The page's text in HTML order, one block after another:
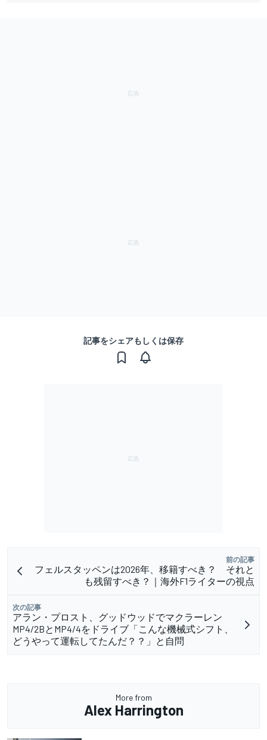
記事をシェアもしくは保存
前の記事
フェルスタッペンは2026年、移籍すべき？ それと
も残留すべき？｜海外F1ライターの視点
次の記事
アラン・プロスト、グッドウッドでマクラーレン
MP4/2BとMP4/4をドライブ「こんな機械式シフト、
どうやって運転してたんだ？？」と自問
More from
Alex Harrington